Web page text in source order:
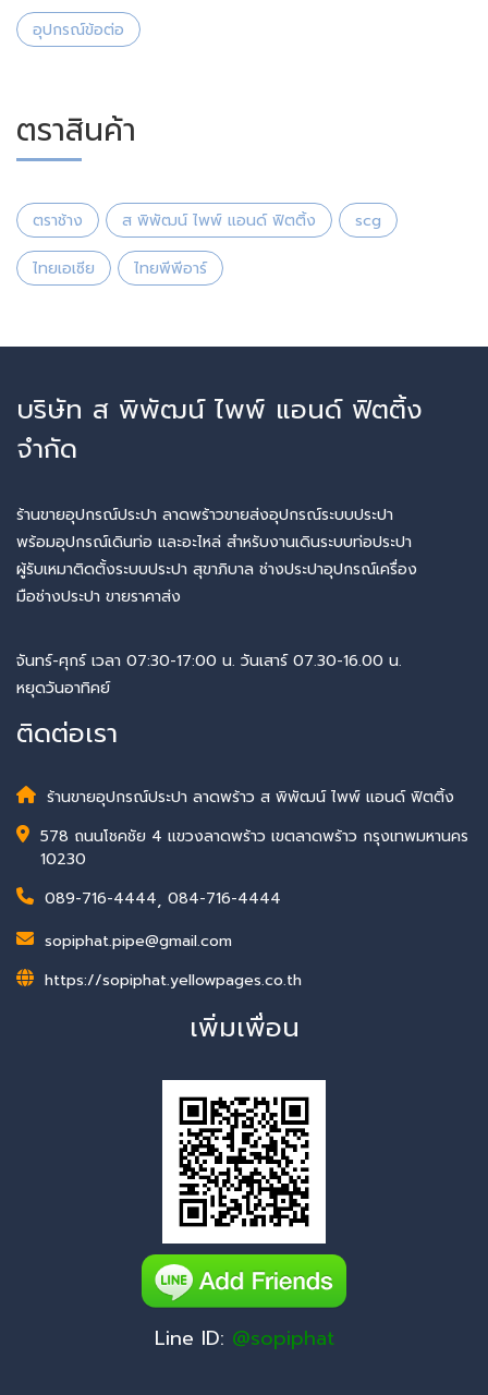
อุปกรณ์ข้อต่อ
ตราสินค้า
ตราช้าง ส พิพัฒน์ ไพพ์ แอนด์ ฟิตติ้ง scg
ไทยเอเซีย ไทยพีพีอาร์
บริษัท ส พิพัฒน์ ไพพ์ แอนด์ ฟิตติ้ง
จำกัด
ร้านขายอุปกรณ์ประปา ลาดพร้าวขายส่งอุปกรณ์ระบบประปา
พร้อมอุปกรณ์เดินท่อ และอะไหล่ สำหรับงานเดินระบบท่อประปา
ผู้รับเหมาติดตั้งระบบประปา สุขาภิบาล ช่างประปาอุปกรณ์เครื่อง
มือช่างประปา ขายราคาส่ง
จันทร์-ศุกร์ เวลา 07:30-17:00 น. วันเสาร์ 07.30-16.00 น.
หยุดวันอาทิคย์
ติดต่อเรา
ร้านขายอุปกรณ์ประปา ลาดพร้าว ส พิพัฒน์ ไพพ์ แอนด์ ฟิตติ้ง
578 ถนนโชคชัย 4 แขวงลาดพร้าว เขตลาดพร้าว กรุงเทพมหานคร
10230
089-716-4444, 084-716-4444
sopiphat.pipe@gmail.com
https://sopiphat.yellowpages.co.th
เพิ่มเพื่อน
Line ID: @sopiphat